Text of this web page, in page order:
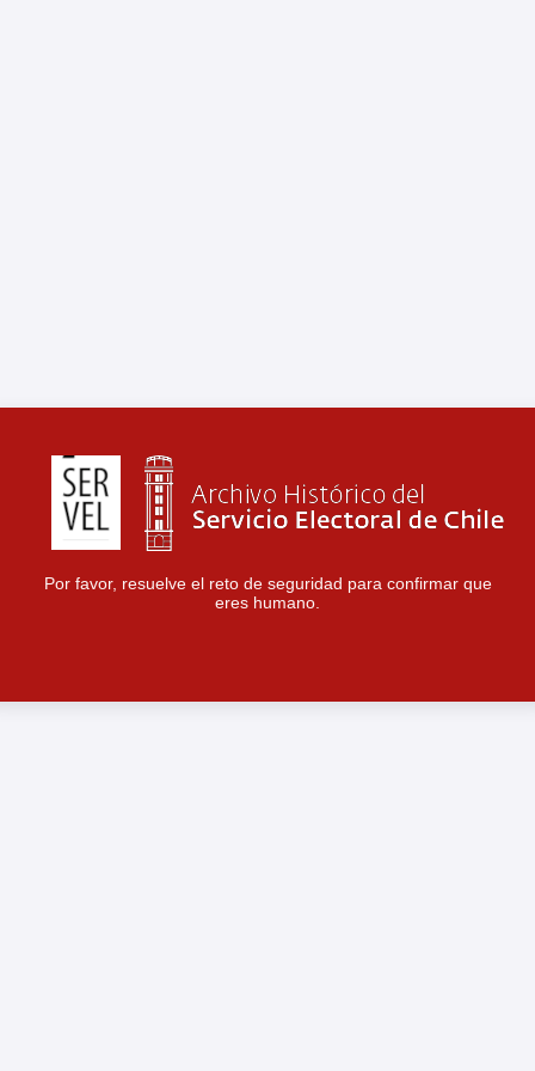
Por favor, resuelve el reto de seguridad para confirmar que
eres humano.